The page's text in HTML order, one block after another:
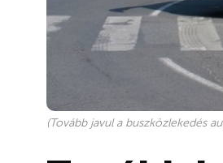
(Tovább javul a buszközlekedés